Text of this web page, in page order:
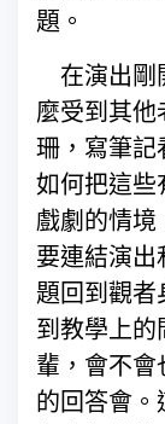
題。
在演出剛
麼受到其他
珊，寫筆記
如何把這些
戲劇的情境
要連結演出
題回到觀者
到教學上
輩，會不會
的回答會。